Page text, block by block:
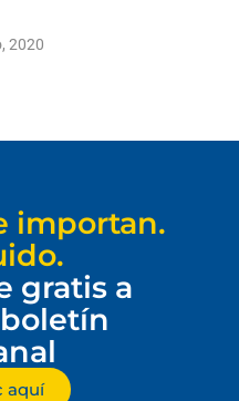
2020
importan.
gratis a
aquí